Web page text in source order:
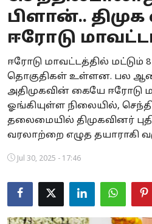
Business
Crime
Tamilnadu
National
World
Astrology
Spirituality
Weather
பிளான்..
ஈரோடு
ஈரோடு மாவட்டத்தில் மட்டும்
தொகுதிகள் உள்ளன. பல
அதிமுகவின் கையே ஈரோடு
ஓங்கியுள்ள நிலையில்,
தலைமையில் திமுகவினர்
வரலாற்றை எழுத தயாராகி
Jul 30, 2025 - 17:46